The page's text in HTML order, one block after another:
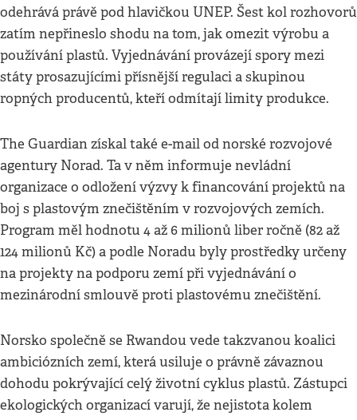
odehrává právě pod hlavičkou UNEP. Šest kol rozhovorů
zatím nepřineslo shodu na tom, jak omezit výrobu a
používání plastů. Vyjednávání provázejí spory mezi
státy prosazujícími přísnější regulaci a skupinou
ropných producentů, kteří odmítají limity produkce.
The Guardian získal také e-mail od norské rozvojové
agentury Norad. Ta v něm informuje nevládní
organizace o odložení výzvy k financování projektů na
boj s plastovým znečištěním v rozvojových zemích.
Program měl hodnotu 4 až 6 milionů liber ročně (82 až
124 milionů Kč) a podle Noradu byly prostředky určeny
na projekty na podporu zemí při vyjednávání o
mezinárodní smlouvě proti plastovému znečištění.
Norsko společně se Rwandou vede takzvanou koalici
ambiciózních zemí, která usiluje o právně závaznou
dohodu pokrývající celý životní cyklus plastů. Zástupci
ekologických organizací varují, že nejistota kolem